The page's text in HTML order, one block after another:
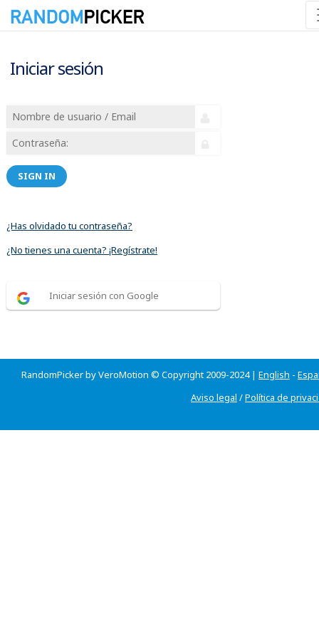
Iniciar sesión
SIGN IN
¿Has olvidado tu contraseña?
¿No tienes una cuenta? ¡Regístrate!
Iniciar sesión con Google
RandomPicker by VeroMotion © Copyright 2009-2024 | English -
Aviso legal /Política de